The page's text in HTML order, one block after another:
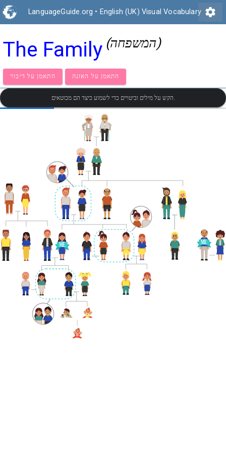
LanguageGuide.org • English (UK) Visual Vocabulary settings
The Family (המשפחה)
התאמן על דיבור התאמן על האזנה
הקש על מילים וביטויים כדי לשמוע כיצד הם מבוטאים.